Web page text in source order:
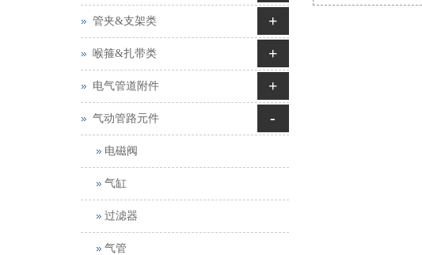
管夹&支架类 +
喉箍&扎带类 +
电气管道附件 +
气动管路元件 -
电磁阀
气缸
过滤器
气管